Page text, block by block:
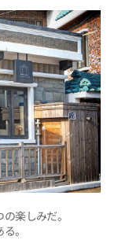
楽しみだ。
。